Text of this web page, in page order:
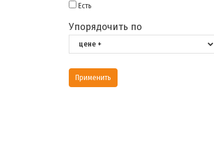
Есть
Упорядочить по